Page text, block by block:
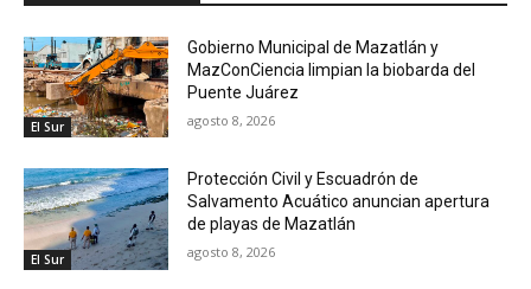
El Sur
Gobierno Municipal de Mazatlán y
MazConCiencia limpian la biobarda del
Puente Juárez
agosto 8, 2026
El Sur
Protección Civil y Escuadrón de
Salvamento Acuático anuncian apertura
de playas de Mazatlán
agosto 8, 2026